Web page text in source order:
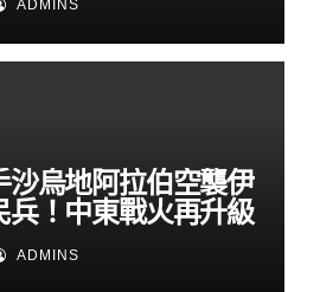
ADMINS
沙烏地阿拉伯空襲伊
兵！中東戰火再升級
ADMINS